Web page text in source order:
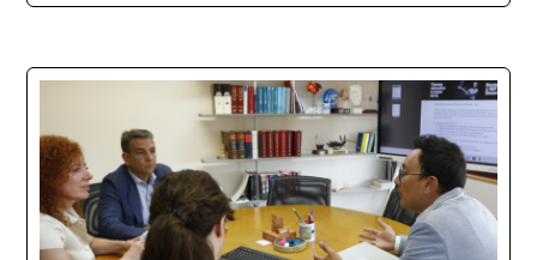
La promoción 2025/2026 de ENAE Business
School se convirtió en una de las más
internacionales de la historia de la escuela
en una ceremonia celebrada en Murcia
con 44 grados y más de 600 asistentes.
Ricardo Navarro, vicepresidente senior de